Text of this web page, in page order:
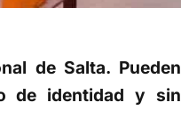
de Salta. Pueden
de identidad y sin